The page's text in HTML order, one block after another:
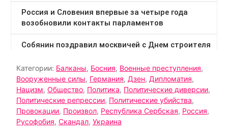
Категории: Балканы, Босния, Военные преступления,
Вооруженные силы, Германия, Дзен, Дипломатия,
Нацизм, Общество, Политика, Политические диверсии,
Политические репрессии, Политические убийства,
Провокации, Произвол, Республика Сербская, Россия,
Русофобия, Скандал, Украина